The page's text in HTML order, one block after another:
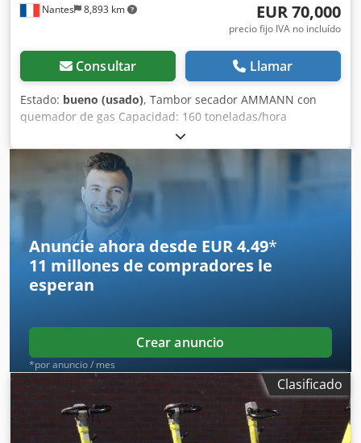
Nantes 8,893 km EUR 70,000
precio fijo IVA no incluído
Consultar Llamar
Estado: bueno (usado), Tambor secador AMMANN con
quemador de gas Capacidad: 160 toneladas/hora
Dcedpjywctzjfx Adtek Año: 2006
Anuncie ahora desde EUR 4.49*
11 millones de compradores le
esperan
Crear anuncio
*por anuncio / mes
Clasificado